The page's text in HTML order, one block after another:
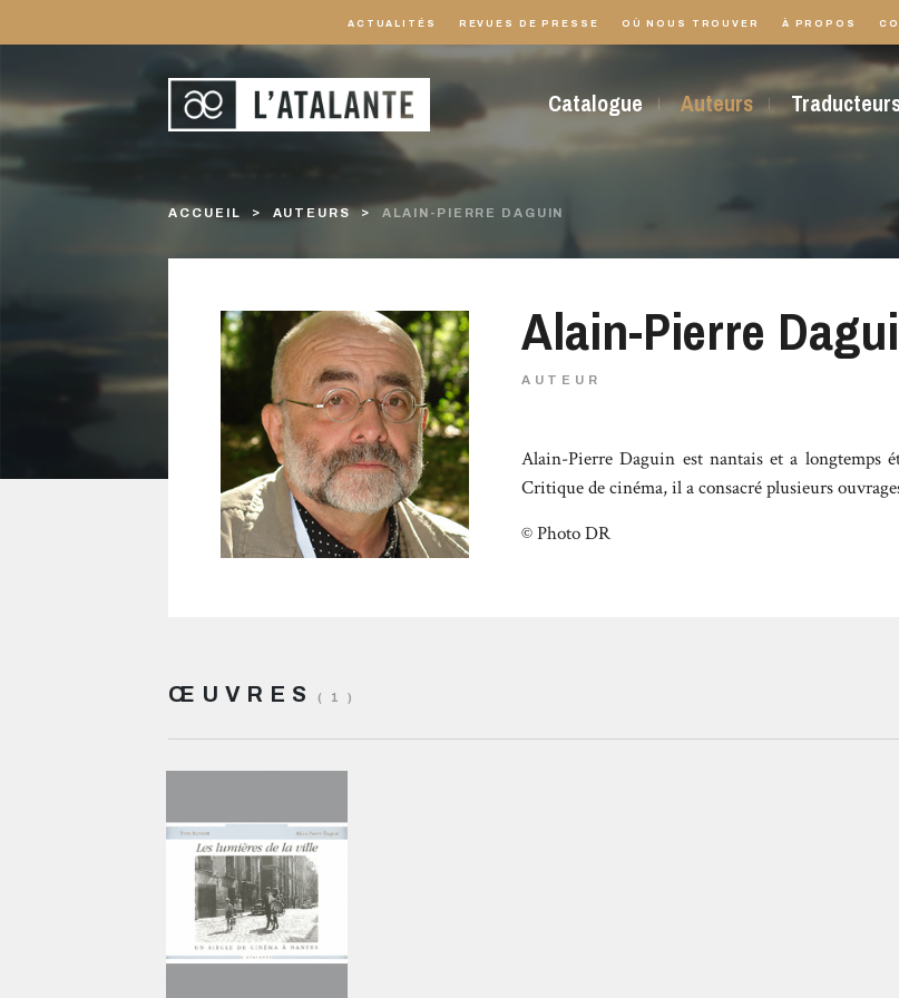
ACTUALITÉS REVUES DE PRESSE OÙ NOUS TROUVER À PROPOS
Catalogue Auteurs
ACCUEIL AUTEURS ALAIN-PIERRE DAGUIN
Alain-Pierre
AUTEUR
Alain-Pierre Daguin est nantais et a longtemps
Critique de cinéma, il a consacré plusieurs
© Photo DR
ŒUVRES ( 1 )